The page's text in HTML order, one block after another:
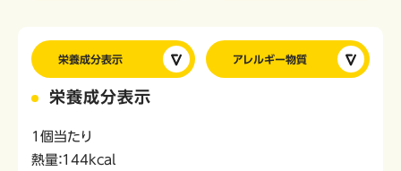
栄養成分表示 アレルギー物質
栄養成分表示
1個当たり
熱量：144kcal